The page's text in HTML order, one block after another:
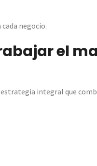
negocio.
el
estrategia integral que